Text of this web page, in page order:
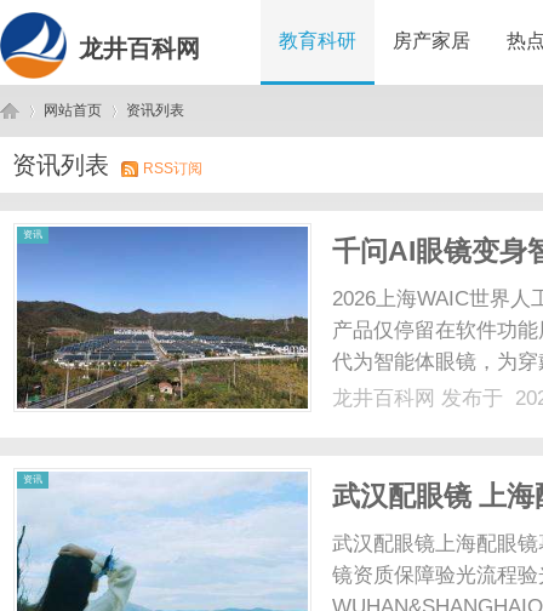
龙井百科网 教育科研 房产家居 热
龙 ›
网站首页
›
资讯列表
资讯列表 RSS订阅
资讯
千问AI眼镜变身
2026上海WAIC世界人
产品仅停留在软件功
代为智能体眼镜，为
上主流AI眼镜普遍采
龙井百科网 发布于
资讯
武汉配眼镜 上海
武汉配眼镜上海配眼
镜资质保障验光流程